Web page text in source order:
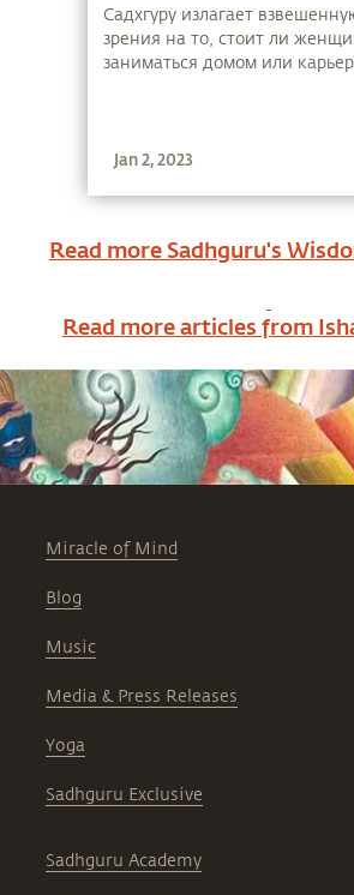
карьеру?
Cадхгуру излагает
зрения на то, стоит ли
заниматься домом или
Jan 2, 2023
Read more Sadhguru's
Read more articles from
Miracle of Mind
Blog
Music
Media & Press Releases
Yoga
Sadhguru Exclusive
Sadhguru Academy